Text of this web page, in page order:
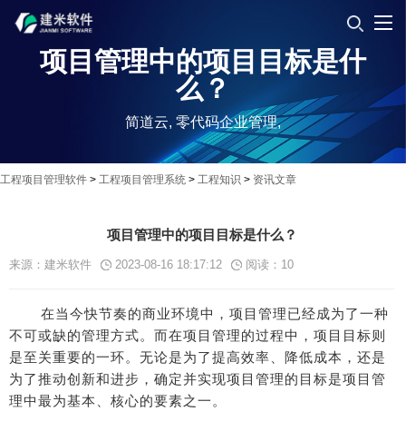
项目管理中的项目目标是什
么？
简道云, 零代码企业管理,
工程项目管理软件 > 工程项目管理系统 > 工程知识 > 资讯文章
项目管理中的项目目标是什么？
来源：建米软件 2023-08-16 18:17:12 阅读： 10
在当今快节奏的商业环境中，项目管理已经成为了一种
不可或缺的管理方式。而在项目管理的过程中，项目目标则
是至关重要的一环。无论是为了提高效率、降低成本，还是
为了推动创新和进步，确定并实现项目管理的目标是项目管
理中最为基本、核心的要素之一。